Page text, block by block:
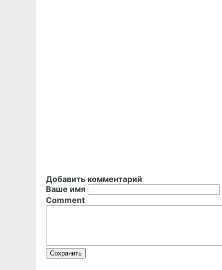
Добавить комментарий
Ваше имя
Comment